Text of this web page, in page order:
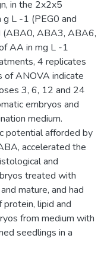
in the 2x2x5
L -1 (PEG0 and
(ABA0, ABA3, ABA6,
AA in mg L -1
4 replicates
of ANOVA indicate
3, 6, 12 and 24
embryos and
medium.
potential afforded by
accelerated the
and
treated with
mature, and had
lipid and
from medium with
seedlings in a